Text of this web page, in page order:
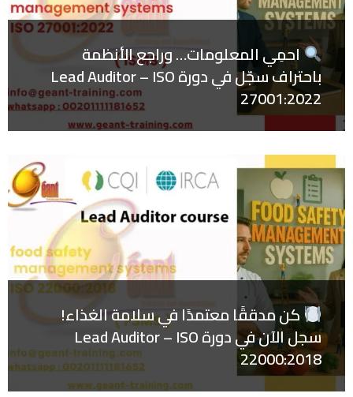
احمِي المعلومات… وراجع الأنظمة
باحتراف سجّل في دورة Lead Auditor – ISO
27001:2022
كن مدققًا معتمدًا في سلامة الغذاء!
سجل الآن في دورة Lead Auditor – ISO
22000:2018